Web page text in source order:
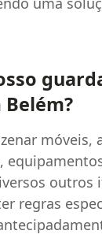
móveis,
outros
regras